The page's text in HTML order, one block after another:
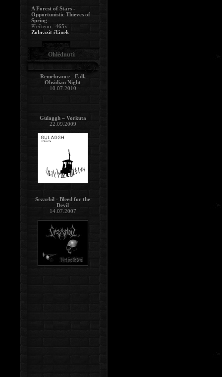
A Forest of Stars -
Opportunistic Thieves of
Spring
Přečteno : 465x
Zobrazit článek
Ohlédnutí:
Remebrance - Fall,
Obsidian Night
10.07.2010
Gulaggh – Vorkuta
22.09.2009
Sezarbil - Bleed for the
Devil
14.07.2007